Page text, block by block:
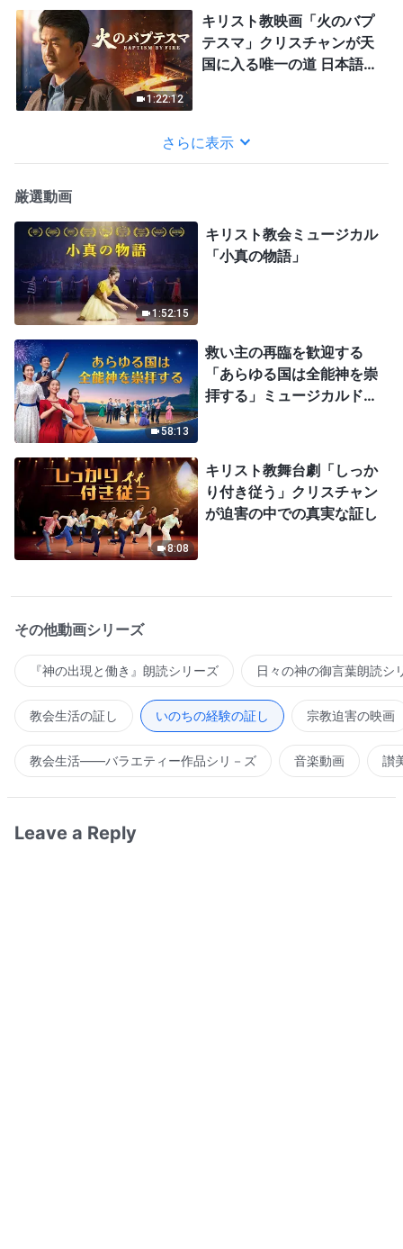
1:22:12
キリスト教映画「火のバプ
テスマ」クリスチャンが天
国に入る唯一の道 日本語吹
さらに表示
厳選動画
1:52:15
キリスト教会ミュージカル
「小真の物語」
58:13
救い主の再臨を歓迎する
「あらゆる国は全能神を崇
拝する」ミュージカルドラ
8:08
キリスト教舞台劇「しっか
り付き従う」クリスチャン
が迫害の中での真実な証し
その他動画シリーズ
『神の出現と働き』朗読シリーズ 日々の神の御言葉朗読シ
教会生活の証し いのちの経験の証し 宗教迫害の映画
教会生活――バラエティー作品シリ－ズ 音楽動画 讃
Leave a Reply